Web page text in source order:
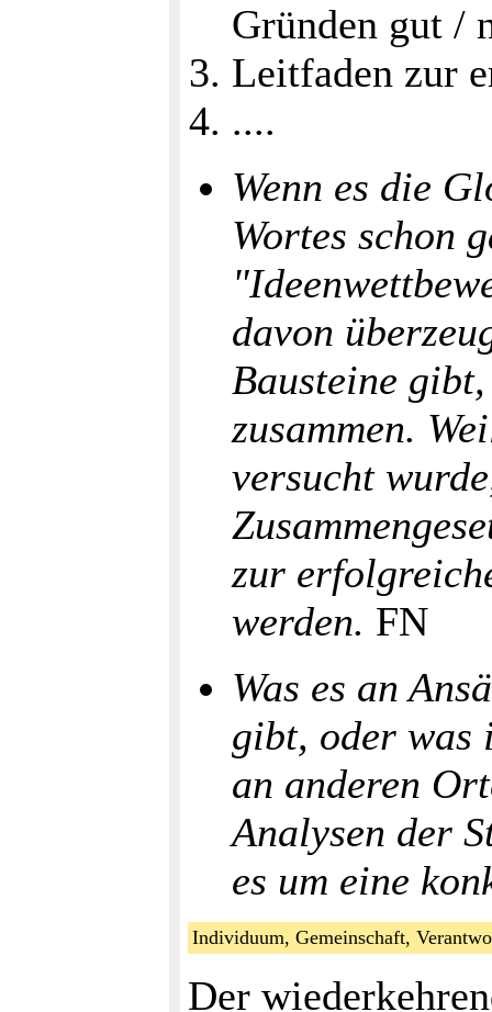
Gründen gut /
Leitfaden zur
....
Wenn es die
Wortes schon
davon
Bausteine
zusammen.
versucht
zur
werden. FN
Was es an
gibt, oder was
an anderen
Analysen der
es um eine
Individuum, Gemeinschaft,
Der